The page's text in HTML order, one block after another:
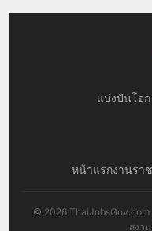
แบ่งปันโอ
หน้าแรกงานรา
© 2026 ThaiJobsGov.com
สงว